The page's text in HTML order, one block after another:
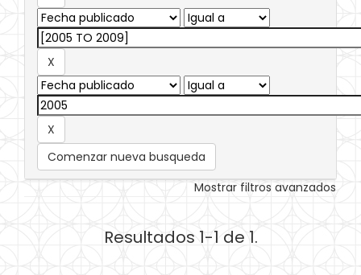
Comenzar nueva busqueda
Mostrar filtros avanzados
Resultados 1-1 de 1.